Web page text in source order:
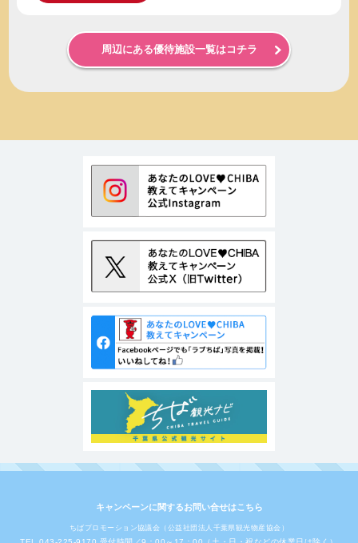
周辺にある優待施設一覧はコチラ
キャンペーンに関するお問い合せはこちら
ちばプロモーション協議会（公益社団法人千葉県観光物産協会）